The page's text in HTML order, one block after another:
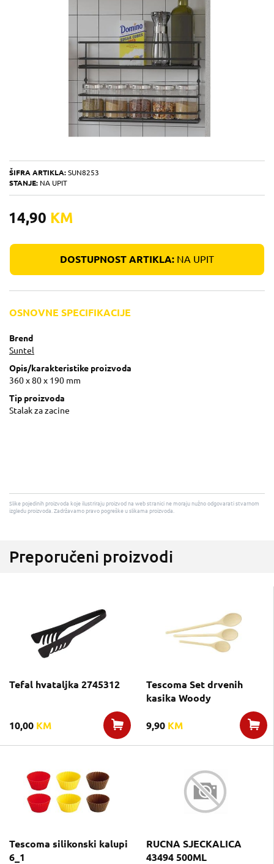
ŠIFRA ARTIKLA: SUN8253
STANJE: NA UPIT
14,90 KM
DOSTUPNOST ARTIKLA: NA UPIT
OSNOVNE SPECIFIKACIJE
Brend
Suntel
Opis/karakteristike proizvoda
360 x 80 x 190 mm
Tip proizvoda
Stalak za zacine
Slike pojedinih proizvoda koje ilustriraju proizvod na web stranici ne moraju nužno odgovarati stvarnom
izgledu proizvoda. Zadržavamo pravo pogreške u slikama proizvoda.
Preporučeni proizvodi
Tefal hvataljka 2745312
10,00 KM
Tescoma Set drvenih
kasika Woody
9,90 KM
Tescoma silikonski kalupi
6_1
RUCNA SJECKALICA
43494 500ML